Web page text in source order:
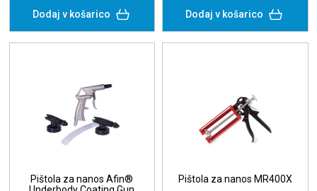
Dodaj v košarico Dodaj v košarico
Pištola za nanos Afin®
Pištola za nanos MR400X